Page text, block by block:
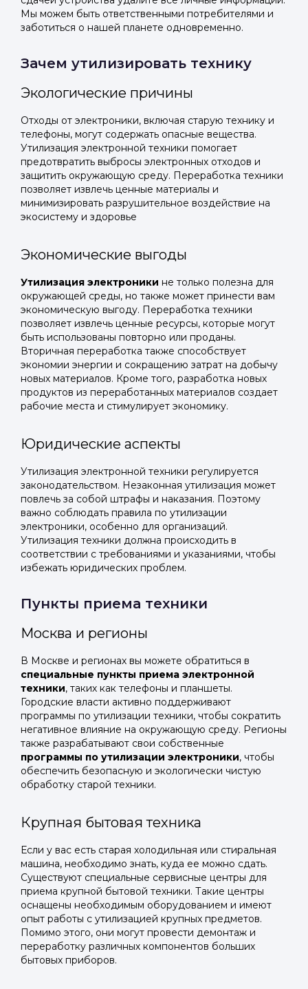
Мы можем быть ответственными потребителями и
заботиться о нашей планете одновременно.
Зачем утилизировать технику
Экологические причины
Отходы от электроники, включая старую технику и
телефоны, могут содержать опасные вещества.
Утилизация электронной техники помогает
предотвратить выбросы электронных отходов и
защитить окружающую среду. Переработка техники
позволяет извлечь ценные материалы и
минимизировать разрушительное воздействие на
экосистему и здоровье
Экономические выгоды
Утилизация электроники не только полезна для
окружающей среды, но также может принести вам
экономическую выгоду. Переработка техники
позволяет извлечь ценные ресурсы, которые могут
быть использованы повторно или проданы.
Вторичная переработка также способствует
экономии энергии и сокращению затрат на добычу
новых материалов. Кроме того, разработка новых
продуктов из переработанных материалов создает
рабочие места и стимулирует экономику.
Юридические аспекты
Утилизация электронной техники регулируется
законодательством. Незаконная утилизация может
повлечь за собой штрафы и наказания. Поэтому
важно соблюдать правила по утилизации
электроники, особенно для организаций.
Утилизация техники должна происходить в
соответствии с требованиями и указаниями, чтобы
избежать юридических проблем.
Пункты приема техники
Москва и регионы
В Москве и регионах вы можете обратиться в
специальные пункты приема электронной
техники, таких как телефоны и планшеты.
Городские власти активно поддерживают
программы по утилизации техники, чтобы сократить
негативное влияние на окружающую среду. Регионы
также разрабатывают свои собственные
программы по утилизации электроники, чтобы
обеспечить безопасную и экологически чистую
обработку старой техники.
Крупная бытовая техника
Если у вас есть старая холодильная или стиральная
машина, необходимо знать, куда ее можно сдать.
Существуют специальные сервисные центры для
приема крупной бытовой техники. Такие центры
оснащены необходимым оборудованием и имеют
опыт работы с утилизацией крупных предметов.
Помимо этого, они могут провести демонтаж и
переработку различных компонентов больших
бытовых приборов.